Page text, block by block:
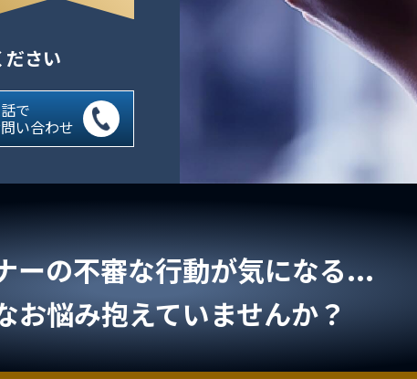
ださい
で
い合わせ
ーの不審な行動が気になる...
お悩み抱えていませんか？